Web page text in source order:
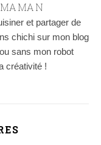
et partager de
chichi sur mon blog
sans mon robot
créativité !